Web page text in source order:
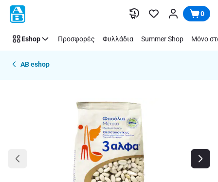
Παράλειψη 0
Eshop Προσφορές Φυλλάδια Summer Shop Μόνο
AB eshop